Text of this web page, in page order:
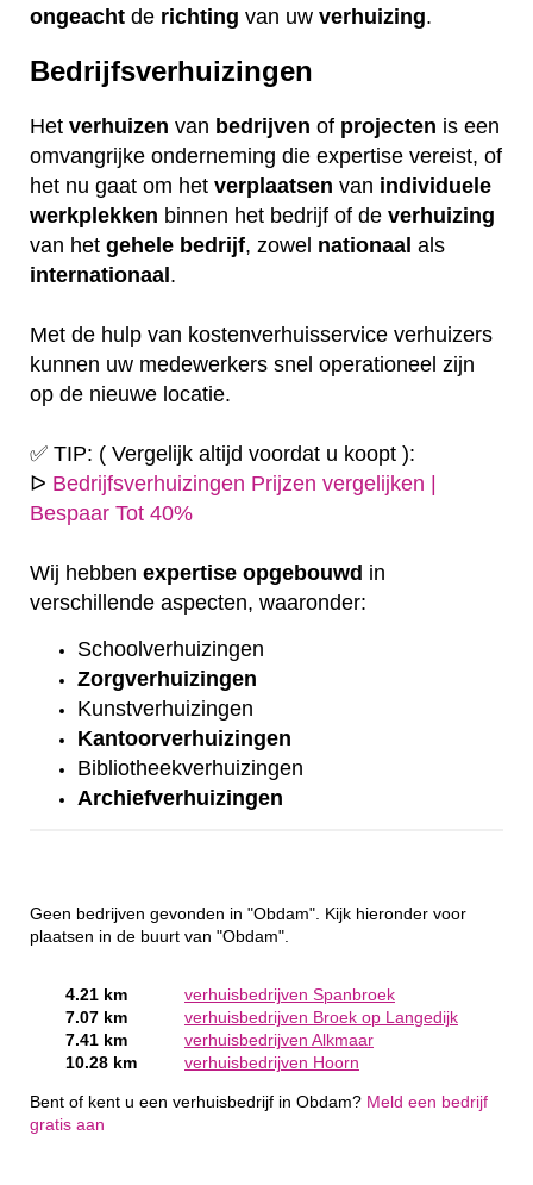
ongeacht de richting van uw verhuizing.
Bedrijfsverhuizingen
Het verhuizen van bedrijven of projecten is een
omvangrijke onderneming die expertise vereist, of
het nu gaat om het verplaatsen van individuele
werkplekken binnen het bedrijf of de verhuizing
van het gehele bedrijf, zowel nationaal als
internationaal .
Met de hulp van kostenverhuisservice verhuizers
kunnen uw medewerkers snel operationeel zijn
op de nieuwe locatie.
✅ TIP: ( Vergelijk altijd voordat u koopt ):
ᐅ Bedrijfsverhuizingen Prijzen vergelijken |
Bespaar Tot 40%
Wij hebben expertise opgebouwd in
verschillende aspecten, waaronder:
Schoolverhuizingen
Zorgverhuizingen
Kunstverhuizingen
Kantoorverhuizingen
Bibliotheekverhuizingen
Archiefverhuizingen
Geen bedrijven gevonden in "Obdam". Kijk hieronder voor
plaatsen in de buurt van "Obdam".
4.21 km
verhuisbedrijven Spanbroek
7.07 km
verhuisbedrijven Broek op Langedijk
7.41 km
verhuisbedrijven Alkmaar
10.28 km
verhuisbedrijven Hoorn
Bent of kent u een verhuisbedrijf in Obdam? Meld een bedrijf
gratis aan